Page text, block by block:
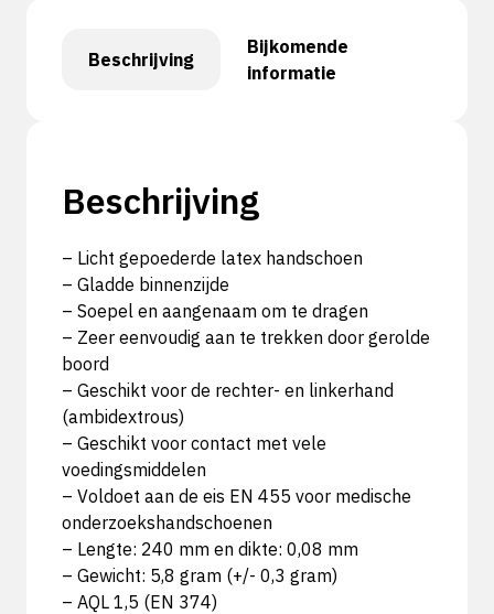
Beschrijving
Bijkomende
informatie
Beschrijving
– Licht gepoederde latex handschoen
– Gladde binnenzijde
– Soepel en aangenaam om te dragen
– Zeer eenvoudig aan te trekken door gerolde
boord
– Geschikt voor de rechter- en linkerhand
(ambidextrous)
– Geschikt voor contact met vele
voedingsmiddelen
– Voldoet aan de eis EN 455 voor medische
onderzoekshandschoenen
– Lengte: 240 mm en dikte: 0,08 mm
– Gewicht: 5,8 gram (+/- 0,3 gram)
– AQL 1,5 (EN 374)